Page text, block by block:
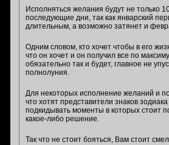
Исполняться желания будут не только
последующие дни, так как январский
длительным, а возможно затянет и
Одним словом, кто хочет чтобы в его
что он хочет и он получил все по
обязательно так и будет, главное не
полнолуния.
Для некоторых исполнение желаний и
что хотят представители знаков
подкидывать моменты в которых стоит
какое-либо решение.
Так что не стоит бояться, Вам стоит